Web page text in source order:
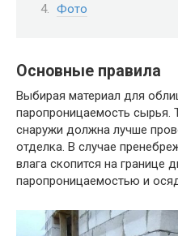
Фото
Основные правила
Выбирая материал для
паропроницаемость сырья.
снаружи должна лучше
отделка. В случае
влага скопится на границе
паропроницаемостью и